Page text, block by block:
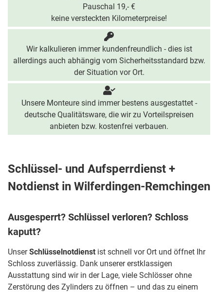
Pauschal 19,- €
keine versteckten Kilometerpreise!
Wir kalkulieren immer kundenfreundlich - dies ist
allerdings auch abhängig vom Sicherheitsstandard bzw.
der Situation vor Ort.
Unsere Monteure sind immer bestens ausgestattet -
deutsche Qualitätsware, die wir zu Vorteilspreisen
anbieten bzw. kostenfrei verbauen.
Schlüssel- und Aufsperrdienst +
Notdienst in Wilferdingen-Remchingen
Ausgesperrt? Schlüssel verloren? Schloss
kaputt?
UnserSchlüsselnotdienst ist schnell vor Ort und öffnet Ihr
Schloss zuverlässig. Dank unserer erstklassigen
Ausstattung sind wir in der Lage, viele Schlösser ohne
Zerstörung des Zylinders zu öffnen – und das zu einem